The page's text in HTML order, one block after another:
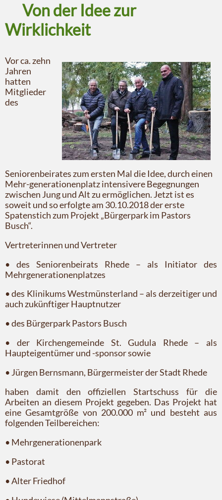
Von der Idee zur
Wirklichkeit
Vor ca. zehn
Jahren
hatten
Mitglieder
des
Seniorenbeirates zum ersten Mal die Idee, durch einen
Mehr-generationenplatz intensivere Begegnungen
zwischen Jung und Alt zu ermöglichen. Jetzt ist es
soweit und so erfolgte am 30.10.2018 der erste
Spatenstich zum Projekt „Bürgerpark im Pastors
Busch“.
Vertreterinnen und Vertreter
• des Seniorenbeirats Rhede – als Initiator des
Mehrgenerationenplatzes
• des Klinikums Westmünsterland – als derzeitiger und
auch zukünftiger Hauptnutzer
• des Bürgerpark Pastors Busch
• der Kirchengemeinde St. Gudula Rhede – als
Haupteigentümer und -sponsor sowie
• Jürgen Bernsmann, Bürgermeister der Stadt Rhede
haben damit den offiziellen Startschuss für die
Arbeiten an diesem Projekt gegeben. Das Projekt hat
eine Gesamtgröße von 200.000 m² und besteht aus
folgenden Teilbereichen:
• Mehrgenerationenpark
• Pastorat
• Alter Friedhof